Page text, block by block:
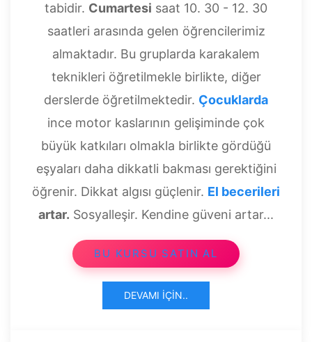
tabidir. Cumartesi saat 10. 30 - 12. 30
saatleri arasında gelen öğrencilerimiz
almaktadır. Bu gruplarda karakalem
teknikleri öğretilmekle birlikte, diğer
derslerde öğretilmektedir. Çocuklarda
ince motor kaslarının gelişiminde çok
büyük katkıları olmakla birlikte gördüğü
eşyaları daha dikkatli bakması gerektiğini
öğrenir. Dikkat algısı güçlenir. El becerileri
artar. Sosyalleşir. Kendine güveni artar...
BU KURSU SATIN AL
DEVAMI İÇIN..